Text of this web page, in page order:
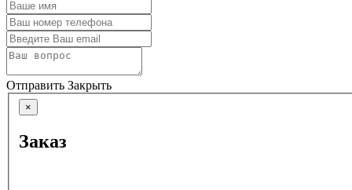
Отправить Закрыть
×
Заказ